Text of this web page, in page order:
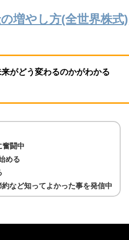
増やし方(全世界株式)
がどう変わるのかがわかる
奮闘中
める
など知ってよかった事を発信中